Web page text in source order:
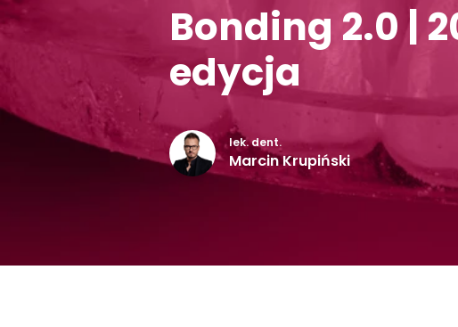
Bonding 2.0 |
edycja
lek. dent.
Marcin Krupiński